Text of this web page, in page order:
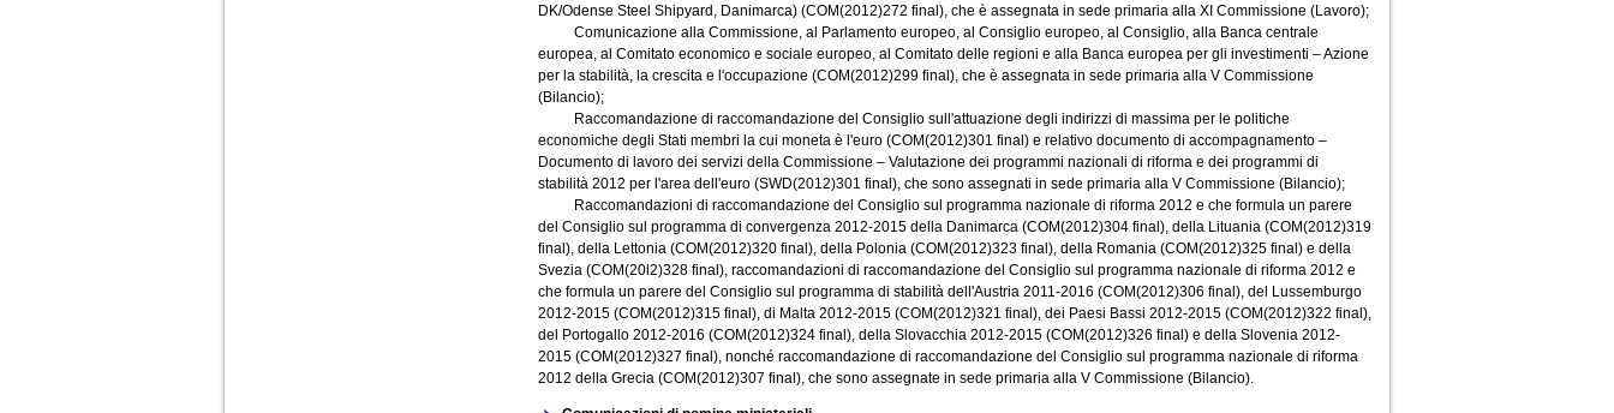
DK/Odense Steel Shipyard, Danimarca) (COM(2012)272 final), che è assegnata in sede primaria alla XI Commissione (Lavoro);
Comunicazione alla Commissione, al Parlamento europeo, al Consiglio europeo, al Consiglio, alla Banca centrale
europea, al Comitato economico e sociale europeo, al Comitato delle regioni e alla Banca europea per gli investimenti – Azione
per la stabilità, la crescita e l'occupazione (COM(2012)299 final), che è assegnata in sede primaria alla V Commissione
(Bilancio);
Raccomandazione di raccomandazione del Consiglio sull'attuazione degli indirizzi di massima per le politiche
economiche degli Stati membri la cui moneta è l'euro (COM(2012)301 final) e relativo documento di accompagnamento –
Documento di lavoro dei servizi della Commissione – Valutazione dei programmi nazionali di riforma e dei programmi di
stabilità 2012 per l'area dell'euro (SWD(2012)301 final), che sono assegnati in sede primaria alla V Commissione (Bilancio);
Raccomandazioni di raccomandazione del Consiglio sul programma nazionale di riforma 2012 e che formula un parere
del Consiglio sul programma di convergenza 2012-2015 della Danimarca (COM(2012)304 final), della Lituania (COM(2012)319
final), della Lettonia (COM(2012)320 final), della Polonia (COM(2012)323 final), della Romania (COM(2012)325 final) e della
Svezia (COM(20l2)328 final), raccomandazioni di raccomandazione del Consiglio sul programma nazionale di riforma 2012 e
che formula un parere del Consiglio sul programma di stabilità dell'Austria 2011-2016 (COM(2012)306 final), del Lussemburgo
2012-2015 (COM(2012)315 final), di Malta 2012-2015 (COM(2012)321 final), dei Paesi Bassi 2012-2015 (COM(2012)322 final),
del Portogallo 2012-2016 (COM(2012)324 final), della Slovacchia 2012-2015 (COM(2012)326 final) e della Slovenia 2012-
2015 (COM(2012)327 final), nonché raccomandazione di raccomandazione del Consiglio sul programma nazionale di riforma
2012 della Grecia (COM(2012)307 final), che sono assegnate in sede primaria alla V Commissione (Bilancio).